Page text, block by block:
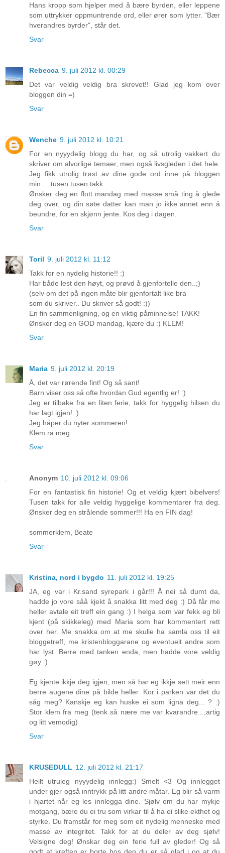
Hans kropp som hjelper med å bære byrden, eller leppene
som uttrykker oppmuntrende ord, eller ører som lytter. "Bær
hverandres byrder", står det.
Svar
Rebecca 9. juli 2012 kl. 00:29
Det var veldig veldig bra skrevet!! Glad jeg kom over
bloggen din =)
Svar
Wenche 9. juli 2012 kl. 10:21
For en nyyydelig blogg du har, og så utrolig vakkert du
skriver om alvorlige temaer, men også livsgleden i det hele.
Jeg fikk utrolig trøst av dine gode ord inne på bloggen
min.....tusen tusen takk.
Ønsker deg en flott mandag med masse små ting å glede
deg over, og din søte datter kan man jo ikke annet enn å
beundre, for en skjønn jente. Kos deg i dagen.
Svar
Toril 9. juli 2012 kl. 11:12
Takk for en nydelig historie!! :)
Har både lest den høyt, og prøvd å gjenfortelle den..;)
(selv om det på ingen måte blir gjenfortalt like bra
som du skriver.. Du skriver så godt! :))
En fin sammenligning, og en viktig påminnelse! TAKK!
Ønsker deg en GOD mandag, kjære du :) KLEM!
Svar
Maria 9. juli 2012 kl. 20:19
Å, det var rørende fint! Og så sant!
Barn viser oss så ofte hvordan Gud egentlig er! :)
Jeg er tilbake fra en liten ferie, takk for hyggelig hilsen du
har lagt igjen! :)
Jeg håper du nyter sommeren!
Klem ra meg
Svar
Anonym 10. juli 2012 kl. 09:06
For en fantastisk fin historie! Og et veldig kjært bibelvers!
Tusen takk for alle veldig hyggelige kommentarer fra deg.
Ønsker deg en strålende sommer!!! Ha en FIN dag!
sommerklem, Beate
Svar
Kristina, nord i bygdo 11. juli 2012 kl. 19:25
JA, eg var i Kr.sand syrepark i går!!! Å nei så dumt da,
hadde jo vore såå kjekt å snakka litt med deg :) Då får me
heller avtale eit treff ein gang :) I helga som var fekk eg bli
kjent (på skikkeleg) med Maria som har kommentert rett
over her. Me snakka om at me skulle ha samla oss til eit
bloggetreff, me kristenbloggarane og eventuelt andre som
har lyst. Berre med tanken enda, men hadde vore veldig
gøy :)
Eg kjente ikkje deg igjen, men så har eg ikkje sett meir enn
berre augene dine på bilde heller. Kor i parken var det du
såg meg? Kanskje eg kan huske ei som ligna deg... ? :)
Stor klem fra meg (tenk så nære me var kvarandre...,artig
og litt vemodig)
Svar
KRUSEDULL 12. juli 2012 kl. 21:17
Heilt utruleg nyyydelig innlegg:) Smelt <3 Og innlegget
under gjer også inntrykk på litt andre måtar. Eg blir så varm
i hjartet når eg les innlegga dine. Sjølv om du har mykje
motgang, bære du ei tru som virkar til å ha ei slike ekthet og
styrke. Du framstår for meg som eit nydelig menneske med
masse av integritet. Takk for at du deler av deg sjølv!
Velsigne deg! Ønskar deg ein ferie full av gleder! Og så
godt at kreften er borte hos den du er så glad i og at du